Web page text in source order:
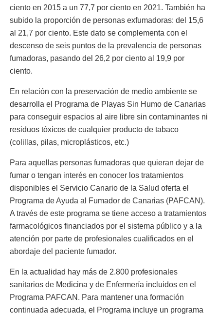
ciento en 2015 a un 77,7 por ciento en 2021. También ha
subido la proporción de personas exfumadoras: del 15,6
al 21,7 por ciento. Este dato se complementa con el
descenso de seis puntos de la prevalencia de personas
fumadoras, pasando del 26,2 por ciento al 19,9 por
ciento.
En relación con la preservación de medio ambiente se
desarrolla el Programa de Playas Sin Humo de Canarias
para conseguir espacios al aire libre sin contaminantes ni
residuos tóxicos de cualquier producto de tabaco
(colillas, pilas, microplásticos, etc.)
Para aquellas personas fumadoras que quieran dejar de
fumar o tengan interés en conocer los tratamientos
disponibles el Servicio Canario de la Salud oferta el
Programa de Ayuda al Fumador de Canarias (PAFCAN).
A través de este programa se tiene acceso a tratamientos
farmacológicos financiados por el sistema público y a la
atención por parte de profesionales cualificados en el
abordaje del paciente fumador.
En la actualidad hay más de 2.800 profesionales
sanitarios de Medicina y de Enfermería incluidos en el
Programa PAFCAN. Para mantener una formación
continuada adecuada, el Programa incluye un programa